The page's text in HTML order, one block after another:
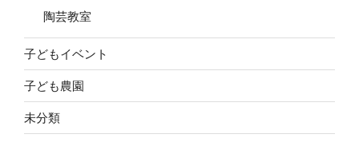
陶芸教室
子どもイベント
子ども農園
未分類